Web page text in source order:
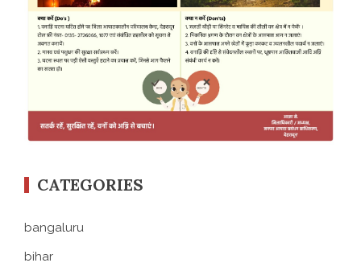
CATEGORIES
bangaluru
bihar